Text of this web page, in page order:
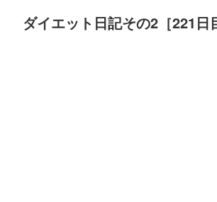
ダイエット日記その2［221日